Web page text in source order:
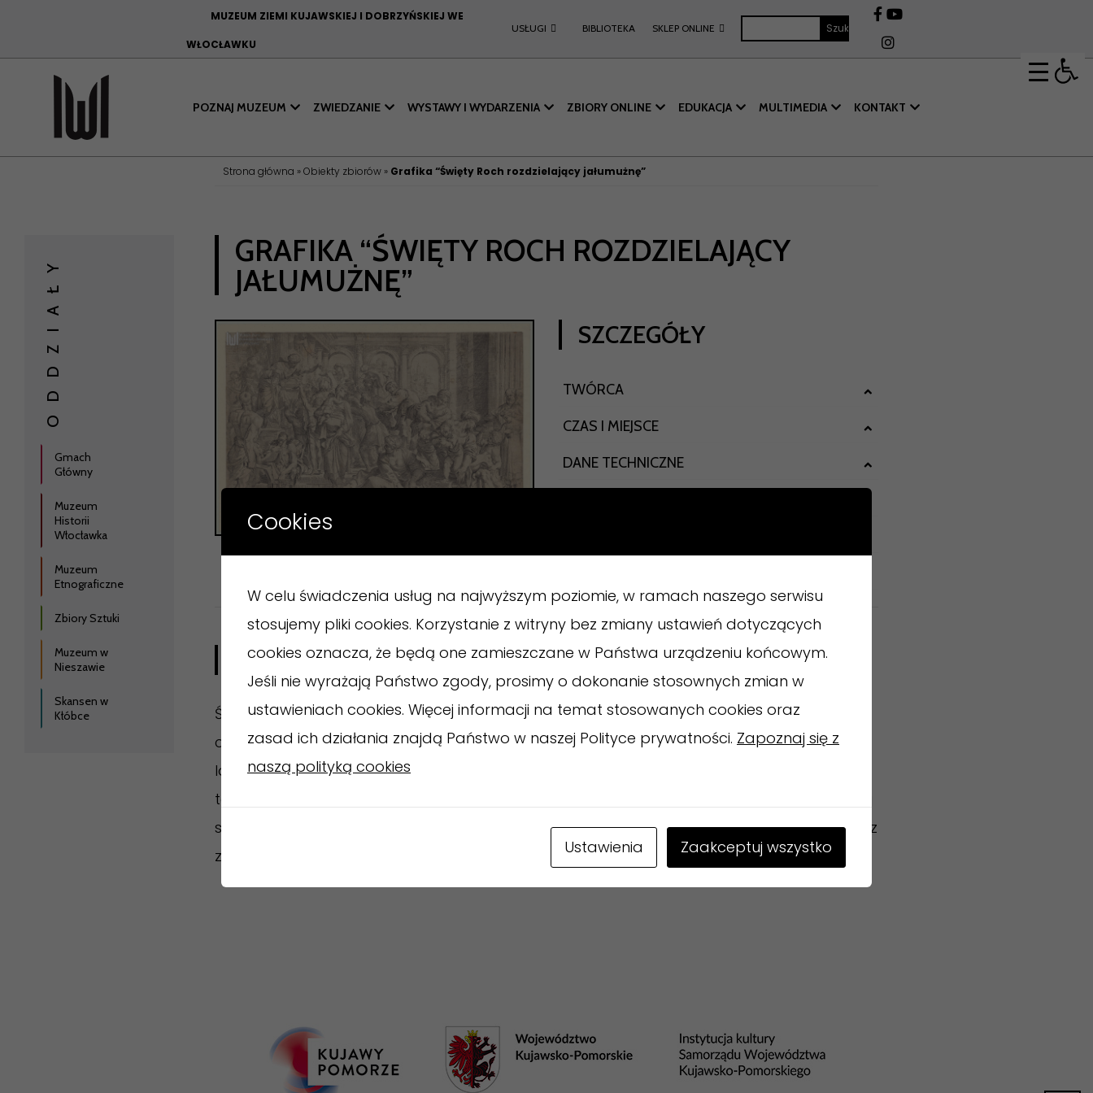
MUZEUM ZIEMI KUJAWSKIEJ I DOBRZYŃSKIEJ WE
WŁOCŁAWKU
USŁUGI BIBLIOTEKA SKLEP ONLINE
POZNAJ MUZEUM ZWIEDZANIE WYSTAWY I WYDARZENIA ZBIORY ONLINE EDUKACJA MULTIMEDIA KONTAKT
Strona główna »Obiekty zbiorów » Grafika “Święty Roch rozdzielający jałumużnę”
ODDZIAŁY
Gmach
Główny
Muzeum
Historii
Włocławka
Muzeum
Etnograficzne
Zbiory Sztuki
Muzeum w
Nieszawie
Skansen w
Kłóbce
GRAFIKA “ŚWIĘTY ROCH ROZDZIELAJĄCY
JAŁUMUŻNĘ”
SZCZEGÓŁY
TWÓRCA
CZAS I MIEJSCE
DANE TECHNICZNE
OPIS
Św. Roch pokazany został w momencie rozdzielania jałmużny. Zgodnie z tradycją rozdał
cały swój majątek i udał się jako pielgrzym z Montpelier do Rzymu, co odzwierciedla strój i
laska wędrowca. We Włoszech zajmował się chorymi, uzdrawiając ich znakiem krzyża. Do
tego faktu nawiązuje różaniec trzymany przez postać leżącą na wózku, widoczną po lewej
stronie kompozycji. W czasie powrotu w rodzinne strony święty sam ciężko zachorował, lecz
został cudownie uleczony.
Cookies
W celu świadczenia usług na najwyższym poziomie, w ramach naszego serwisu
stosujemy pliki cookies. Korzystanie z witryny bez zmiany ustawień dotyczących
cookies oznacza, że będą one zamieszczane w Państwa urządzeniu końcowym.
Jeśli nie wyrażają Państwo zgody, prosimy o dokonanie stosownych zmian w
ustawieniach cookies. Więcej informacji na temat stosowanych cookies oraz
zasad ich działania znajdą Państwo w naszej Polityce prywatności. Zapoznaj się z
naszą polityką cookies
Ustawienia Zaakceptuj wszystko